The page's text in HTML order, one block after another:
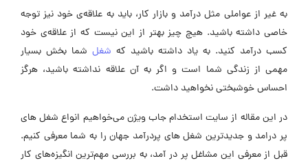
به غیر از عواملی مثل درآمد و بازار کار، باید به علاقه‌‌ی خود نیز توجه
خاصی داشته باشید. هیچ چیز بهتر از این نیست که از علاقه‌ی خود
کسب درآمد کنید. به یاد داشته باشید که شغل شما بخش بسیار
مهمی از زندگی شما است و اگر به آن علاقه نداشته باشید، هرگز
احساس خوشبختی نخواهید داشت.
در این مقاله از سایت استخدام جاب ویژن می‌خواهیم انواع شغل های
پر درامد و جدیدترین شغل های پردرآمد جهان را به شما معرفی کنیم.
قبل از معرفی این مشاغل پر در آمد، به بررسی مهم‌ترین انگیزه‌های کار